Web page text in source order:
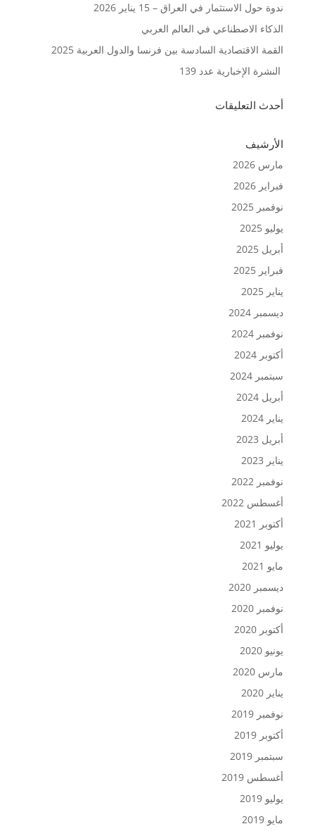
ندوة حول الاستثمار في العراق – 15 يناير 2026
الذكاء الاصطناعي في العالم العربي
القمة الاقتصادية السادسة بين فرنسا والدول العربية 2025
النشرة الإخبارية عدد 139
أحدث التعليقات
الأرشيف
مارس 2026
فبراير 2026
نوفمبر 2025
يوليو 2025
أبريل 2025
فبراير 2025
يناير 2025
ديسمبر 2024
نوفمبر 2024
أكتوبر 2024
سبتمبر 2024
أبريل 2024
يناير 2024
أبريل 2023
يناير 2023
نوفمبر 2022
أغسطس 2022
أكتوبر 2021
يوليو 2021
مايو 2021
ديسمبر 2020
نوفمبر 2020
أكتوبر 2020
يونيو 2020
مارس 2020
يناير 2020
نوفمبر 2019
أكتوبر 2019
سبتمبر 2019
أغسطس 2019
يوليو 2019
مايو 2019